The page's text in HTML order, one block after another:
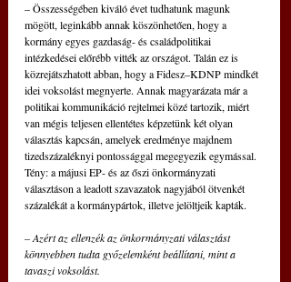
– Összességében kiváló évet tudhatunk magunk
mögött, leginkább annak köszönhetően, hogy a
kormány egyes gazdaság- és családpolitikai
intézkedései előrébb vitték az országot. Talán ez is
közrejátszhatott abban, hogy a Fidesz–KDNP mindkét
idei voksolást megnyerte. Annak magyarázata már a
politikai kommunikáció rejtelmei közé tartozik, miért
van mégis teljesen ellentétes képzetünk két olyan
választás kapcsán, amelyek eredménye majdnem
tizedszázaléknyi pontossággal megegyezik egymással.
Tény: a májusi EP- és az őszi önkormányzati
választáson a leadott szavazatok nagyjából ötvenkét
százalékát a kormánypártok, illetve jelöltjeik kapták.
– Azért az ellenzék az önkormányzati választást
könnyebben tudta győzelemként beállítani, mint a
tavaszi voksolást.